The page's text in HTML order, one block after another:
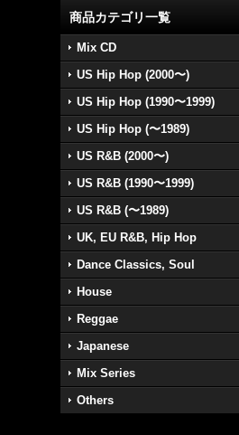
商品カテゴリ一覧
Mix CD
US Hip Hop (2000〜)
US Hip Hop (1990〜1999)
US Hip Hop (〜1989)
US R&B (2000〜)
US R&B (1990〜1999)
US R&B (〜1989)
UK, EU R&B, Hip Hop
Dance Classics, Soul
House
Reggae
Japanese
Mix Series
Others